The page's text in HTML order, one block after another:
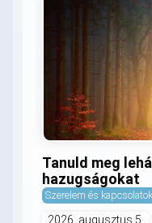
Tanuld meg
hazugságokat
Szerelem és kapcsolatok
2026. augusztus 5.